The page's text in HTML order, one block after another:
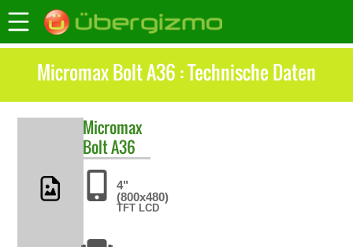
Micromax Bolt A36 : Technische Daten
Micromax
Bolt A36
4"
(800x480)
TFT LCD